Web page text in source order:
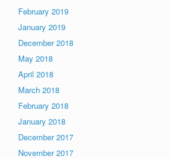
February 2019
January 2019
December 2018
May 2018
April 2018
March 2018
February 2018
January 2018
December 2017
November 2017